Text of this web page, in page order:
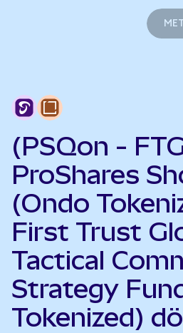
(PSQon -
ProShares
(Ondo
First Trust
Tactical
Strategy
Tokenized)